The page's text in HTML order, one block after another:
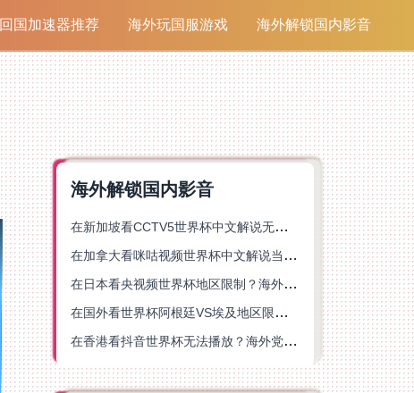
回国加速器推荐 海外玩国服游戏 海外解锁国内影音
海外解锁国内影音
在新加坡看CCTV5世界杯中文解说无法播放？这篇指南帮你解锁海外体育直播自由
在加拿大看咪咕视频世界杯中文解说当前地区不可播放？这篇指南帮你一键解决
在日本看央视频世界杯地区限制？海外党体育赛事观看终极指南
在国外看世界杯阿根廷VS埃及地区限制？这篇指南帮你搞定中文直播+解说
在香港看抖音世界杯无法播放？海外党体育赛事中文直播终极指南